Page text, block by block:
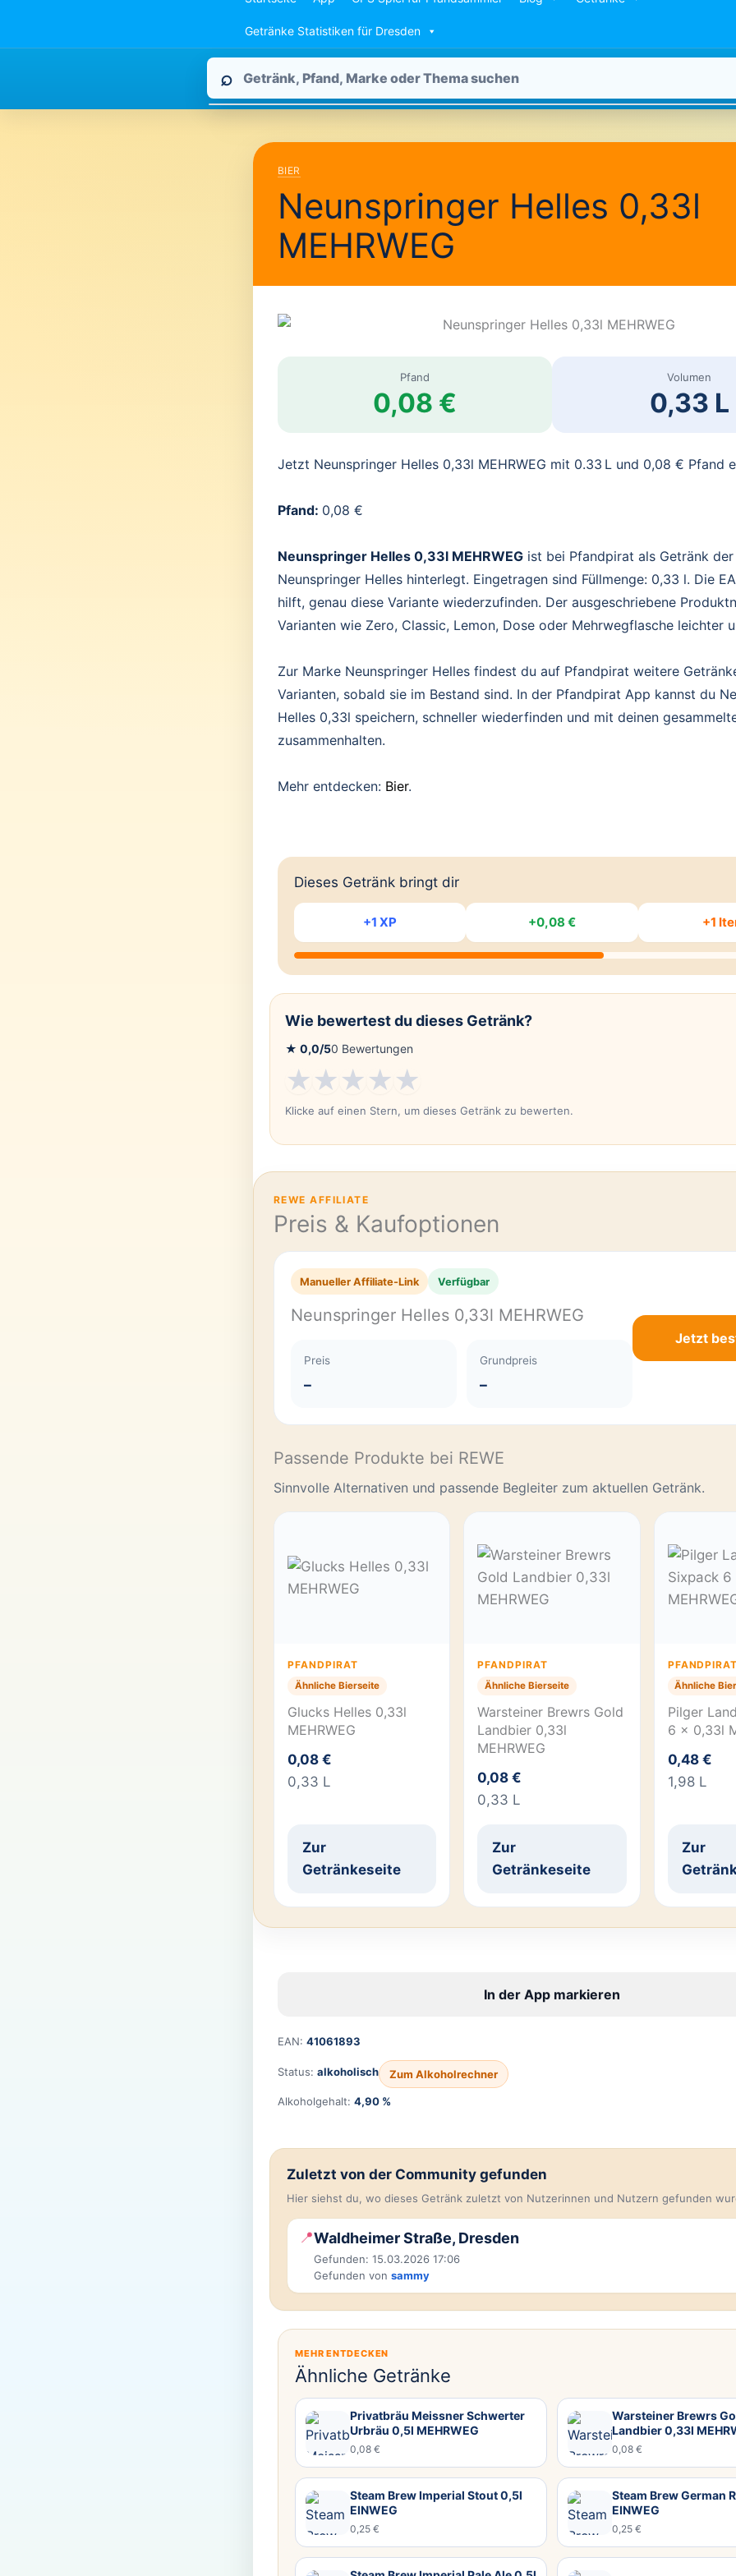
Getränke Statistiken für Dresden
Pfandpirat
durchsuchen
⌕
BIER
Neunspringer Helles 0,33l
MEHRWEG
Pfand
0,08 €
Volumen
0,33 L
Jetzt Neunspringer Helles 0,33l MEHRWEG mit 0.33 L und 0,08 € Pfand
Pfand: 0,08 €
Neunspringer Helles 0,33l MEHRWEG ist bei Pfandpirat als Getränk
Neunspringer Helles hinterlegt. Eingetragen sind Füllmenge: 0,33 l. Die
hilft, genau diese Variante wiederzufinden. Der ausgeschriebene
Varianten wie Zero, Classic, Lemon, Dose oder Mehrwegflasche leichter
Zur Marke Neunspringer Helles findest du auf Pfandpirat weitere
Varianten, sobald sie im Bestand sind. In der Pfandpirat App kannst du
Helles 0,33l speichern, schneller wiederfinden und mit deinen
zusammenhalten.
Mehr entdecken: Bier.
Dieses Getränk bringt dir
+1 XP +0,08 € +1
Wie bewertest du dieses Getränk?
★ 0,0/50 Bewertungen
★★★★★
Klicke auf einen Stern, um dieses Getränk zu bewerten.
REWE AFFILIATE
Preis & Kaufoptionen
Manueller Affiliate-Link Verfügbar
Neunspringer Helles 0,33l MEHRWEG
Preis
–
Grundpreis
–
Jetzt
Passende Produkte bei REWE
Sinnvolle Alternativen und passende Begleiter zum aktuellen Getränk.
PFANDPIRAT
Ähnliche Bierseite
Glucks Helles 0,33l
MEHRWEG
0,08 €
0,33 L
Zur
Getränkeseite
PFANDPIRAT
Ähnliche Bierseite
Warsteiner Brewrs Gold
Landbier 0,33l
MEHRWEG
0,08 €
0,33 L
Zur
Getränkeseite
Ähnliche
Pilger
6 x 0,33l
0,48 €
1,98 L
Zur
In der App markieren
EAN: 41061893
Status: alkoholisch Zum Alkoholrechner
Alkoholgehalt: 4,90 %
Zuletzt von der Community gefunden
Hier siehst du, wo dieses Getränk zuletzt von Nutzerinnen und Nutzern gefunden
📍Waldheimer Straße, Dresden
Gefunden: 15.03.2026 17:06
Gefunden von sammy
MEHR ENTDECKEN
Ähnliche Getränke
Privatbräu Meissner Schwerter
Urbräu 0,5l MEHRWEG
0,08 €
Warsteiner Brewrs
Landbier 0,33l
0,08 €
Steam Brew Imperial Stout 0,5l
EINWEG
0,25 €
Steam Brew German
EINWEG
0,25 €